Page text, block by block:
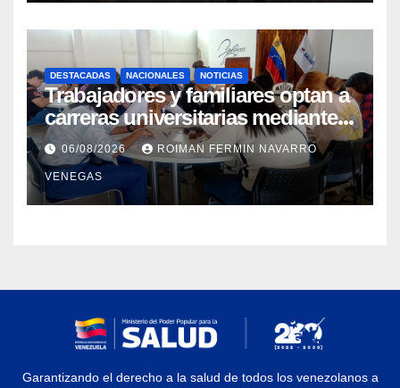
DESTACADAS NACIONALES NOTICIAS
Trabajadores y familiares optan a
carreras universitarias mediante
convenio entre MinSalud y la
UCV
06/08/2026 ROIMAN FERMIN NAVARRO
VENEGAS
Garantizando el derecho a la salud de todos los venezolanos a